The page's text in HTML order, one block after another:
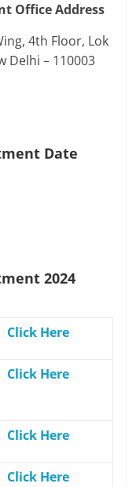
Office Address
4th Floor, Lok
Delhi – 110003
Date
2024
Click Here
Click Here
Click Here
Click Here